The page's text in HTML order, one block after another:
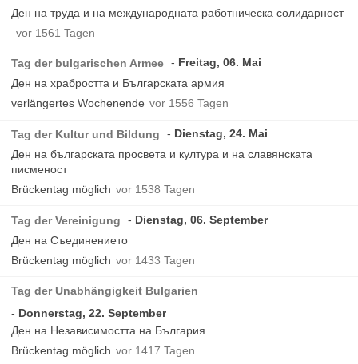
Ден на труда и на международната работническа солидарност
vor 1561 Tagen
Tag der bulgarischen Armee
Freitag, 06. Mai
Ден на храбростта и Българската армия
verlängertes Wochenende vor 1556 Tagen
Tag der Kultur und Bildung
Dienstag, 24. Mai
Ден на българската просвета и култура и на славянската
писменост
Brückentag möglich vor 1538 Tagen
Tag der Vereinigung
Dienstag, 06. September
Ден на Съединението
Brückentag möglich vor 1433 Tagen
Tag der Unabhängigkeit Bulgarien
Donnerstag, 22. September
Ден на Независимостта на България
Brückentag möglich vor 1417 Tagen